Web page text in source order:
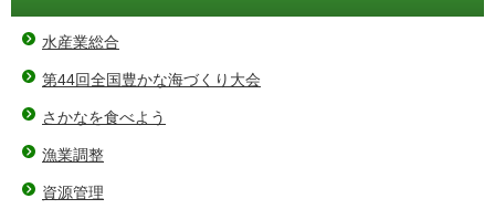
水産業総合
第44回全国豊かな海づくり大会
さかなを食べよう
漁業調整
資源管理